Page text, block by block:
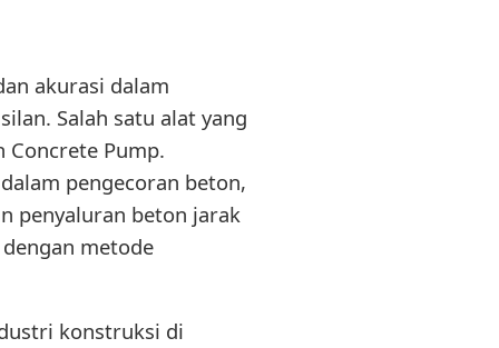
akurasi dalam
Salah satu alat yang
Pump.
pengecoran beton,
penyaluran beton jarak
metode
konstruksi di